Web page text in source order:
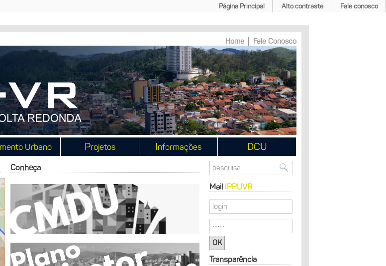
Página Principal Alto contraste Fale conosco
Fale Conosco
Home
Urbano Projetos Informações DCU
Conheça
Mail IPPUVR
Transparência